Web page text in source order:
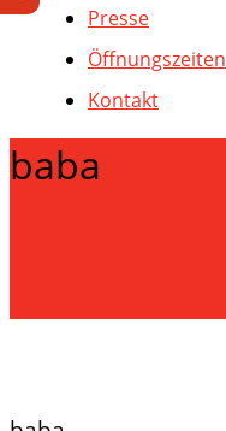
Presse
Öffnungszeiten
Kontakt
baba